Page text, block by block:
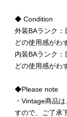
◆ Condition
外装BAランク：
どの使用感がわ
内装BAランク
どの使用感がわ
◆Please note
・Vintage商品
すので、ご了承